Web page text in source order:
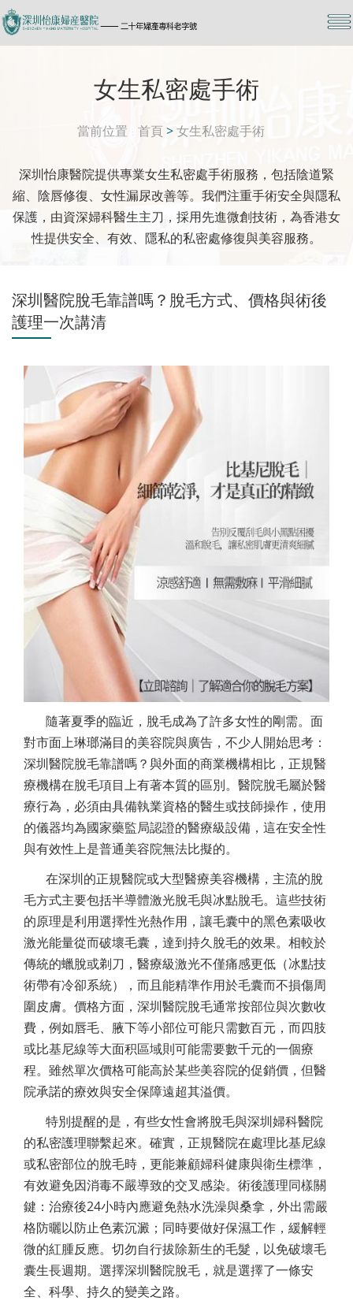
女生私密處手術
當前位置 首頁 >女生私密處手術
深圳怡康醫院提供專業女生私密處手術服務，包括陰道緊
縮、陰唇修復、女性漏尿改善等。我們注重手術安全與隱私
保護，由資深婦科醫生主刀，採用先進微創技術，為香港女
性提供安全、有效、隱私的私密處修復與美容服務。
深圳醫院脫毛靠譜嗎？脫毛方式、價格與術後
護理一次講清
隨著夏季的臨近，脫毛成為了許多女性的剛需。面
對市面上琳瑯滿目的美容院與廣告，不少人開始思考：
深圳醫院脫毛靠譜嗎？與外面的商業機構相比，正規醫
療機構在脫毛項目上有著本質的區別。醫院脫毛屬於醫
療行為，必須由具備執業資格的醫生或技師操作，使用
的儀器均為國家藥監局認證的醫療級設備，這在安全性
與有效性上是普通美容院無法比擬的。
在深圳的正規醫院或大型醫療美容機構，主流的脫
毛方式主要包括半導體激光脫毛與冰點脫毛。這些技術
的原理是利用選擇性光熱作用，讓毛囊中的黑色素吸收
激光能量從而破壞毛囊，達到持久脫毛的效果。相較於
傳統的蠟脫或剃刀，醫療級激光不僅痛感更低（冰點技
術帶有冷卻系統），而且能精準作用於毛囊而不損傷周
圍皮膚。價格方面，深圳醫院脫毛通常按部位與次數收
費，例如唇毛、腋下等小部位可能只需數百元，而四肢
或比基尼線等大面积區域則可能需要數千元的一個療
程。雖然單次價格可能高於某些美容院的促銷價，但醫
院承諾的療效與安全保障遠超其溢價。
特別提醒的是，有些女性會將脫毛與深圳婦科醫院
的私密護理聯繫起來。確實，正規醫院在處理比基尼線
或私密部位的脫毛時，更能兼顧婦科健康與衛生標準，
有效避免因消毒不嚴導致的交叉感染。術後護理同樣關
鍵：治療後24小時內應避免熱水洗澡與桑拿，外出需嚴
格防曬以防止色素沉澱；同時要做好保濕工作，緩解輕
微的紅腫反應。切勿自行拔除新生的毛髮，以免破壞毛
囊生長週期。選擇深圳醫院脫毛，就是選擇了一條安
全、科學、持久的變美之路。